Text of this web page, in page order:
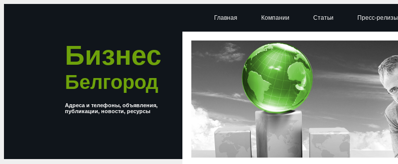
Бизнес
Белгород
Адреса и телефоны, объявления,
публикации, новости, ресурсы
Главная Компании Статьи Пресс-релизы